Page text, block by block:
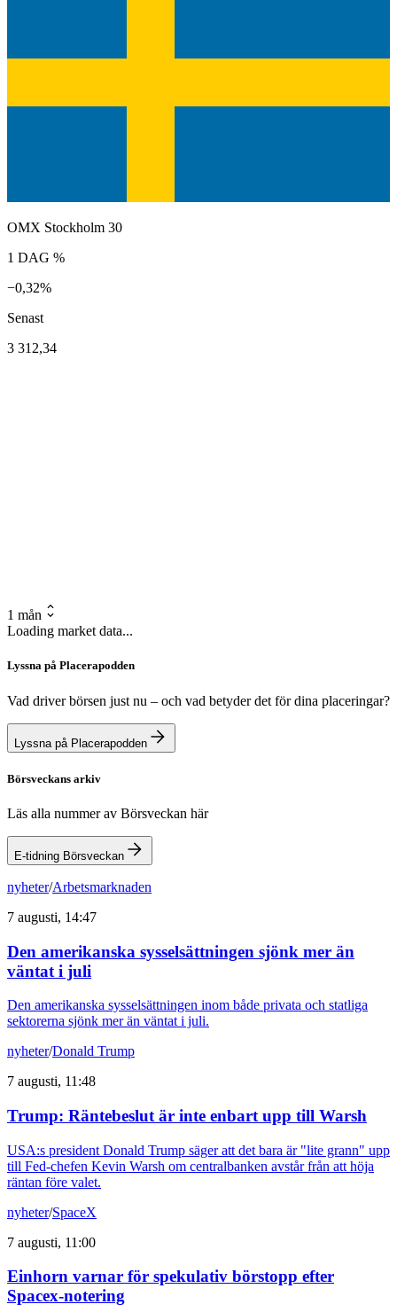
OMX Stockholm 30
1 DAG %
−0,32%
Senast
3 312,34
1 mån
Loading market data...
Lyssna på Placerapodden
Vad driver börsen just nu – och vad betyder det för dina placeringar?
Lyssna på Placerapodden
Börsveckans arkiv
Läs alla nummer av Börsveckan här
E-tidning Börsveckan
nyheter/Arbetsmarknaden
7 augusti, 14:47
Den amerikanska sysselsättningen sjönk mer än
väntat i juli
Den amerikanska sysselsättningen inom både privata och statliga
sektorerna sjönk mer än väntat i juli.
nyheter/Donald Trump
7 augusti, 11:48
Trump: Räntebeslut är inte enbart upp till Warsh
USA:s president Donald Trump säger att det bara är "lite grann" upp
till Fed-chefen Kevin Warsh om centralbanken avstår från att höja
räntan före valet.
nyheter/SpaceX
7 augusti, 11:00
Einhorn varnar för spekulativ börstopp efter
Spacex-notering